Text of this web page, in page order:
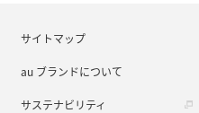
サイトマップ
au ブランドについて
サステナビリティ